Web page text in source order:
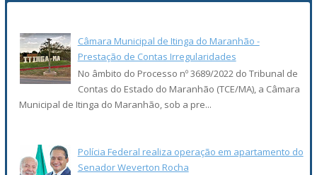
Câmara Municipal de Itinga do Maranhão -
Prestação de Contas Irregularidades
No âmbito do Processo nº 3689/2022 do Tribunal de
Contas do Estado do Maranhão (TCE/MA), a Câmara
Municipal de Itinga do Maranhão, sob a pre...
Polícia Federal realiza operação em apartamento do
Senador Weverton Rocha